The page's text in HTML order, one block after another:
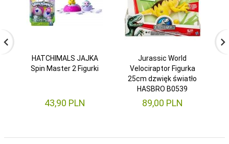
HATCHIMALS JAJKA
Spin Master 2 Figurki
43,90 PLN
Jurassic World
Velociraptor Figurka
25cm dzwięk światło
HASBRO B0539
89,00 PLN